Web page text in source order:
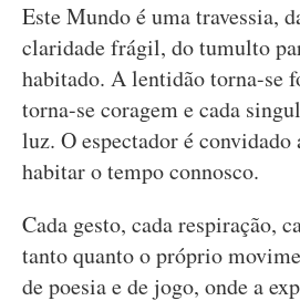
Este Mundo é uma travessia,
claridade frágil, do tumulto
habitado. A lentidão torna-se
torna-se coragem e cada
luz. O espectador é convidado
habitar o tempo connosco.
Cada gesto, cada respiração,
tanto quanto o próprio
de poesia e de jogo, onde a